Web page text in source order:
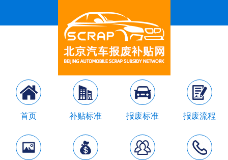
首页 补贴标准 报废标准 报废流程